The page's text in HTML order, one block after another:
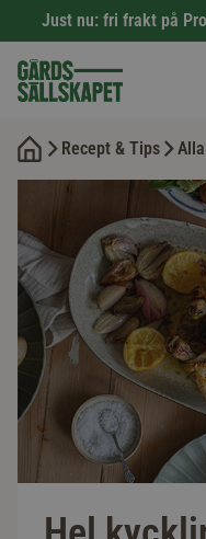
Just nu: fri frakt på
Recept & Tips